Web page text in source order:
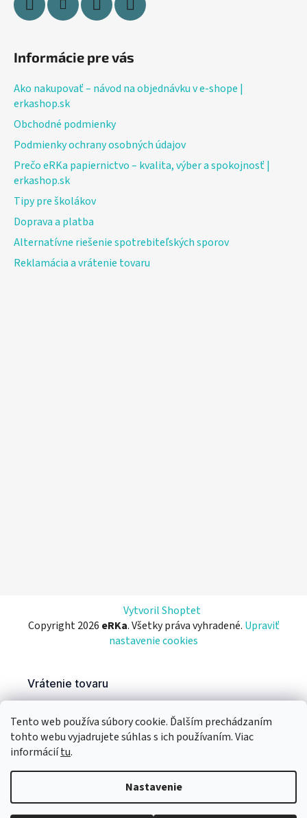
Tento web používa súbory cookie. Ďalším prechádzaním
tohto webu vyjadrujete súhlas s ich používaním. Viac
informáciítu.
Nastavenie
Informácie pre vás
Ako nakupovať – návod na objednávku v e-shope |
erkashop.sk
Obchodné podmienky
Podmienky ochrany osobných údajov
Prečo eRKa papiernictvo – kvalita, výber a spokojnosť |
erkashop.sk
Tipy pre školákov
Doprava a platba
Alternatívne riešenie spotrebiteľských sporov
Reklamácia a vrátenie tovaru
Vytvoril Shoptet
Copyright 2026 eRKa. Všetky práva vyhradené. Upraviť
nastavenie cookies